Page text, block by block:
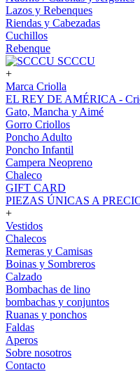
Lazos y Rebenques
Riendas y Cabezadas
Cuchillos
Rebenque
SCCCU
+
Marca Criolla
EL REY DE AMÉRICA -
Gato, Mancha y Aimé
Gorro Criollos
Poncho Adulto
Poncho Infantil
Campera Neopreno
Chaleco
GIFT CARD
PIEZAS ÚNICAS A
+
Vestidos
Chalecos
Remeras y Camisas
Boinas y Sombreros
Calzado
Bombachas de lino
bombachas y conjuntos
Ruanas y ponchos
Faldas
Aperos
Sobre nosotros
Contacto